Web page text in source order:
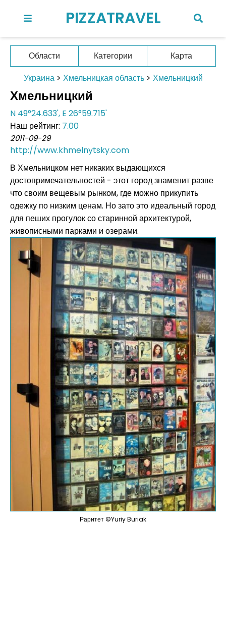
PIZZATRAVEL
Области Категории
Карта
Украина> Хмельницкая область> Хмельницкий
Хмельницкий
N 49°24.633', E 26°59.715'
Наш рейтинг: 7.00
2011-09-29
http://www.khmelnytsky.com
В Хмельницком нет никаких выдающихся
достопримечательностей - этот город знаменит разве
что своим вещевым рынком, где можно прикупить
одежку по низким ценам. Но зато это идеальный город
для пеших прогулок со старинной архитектурой,
живописными парками и озерами.
Раритет ©Yuriy Buriak